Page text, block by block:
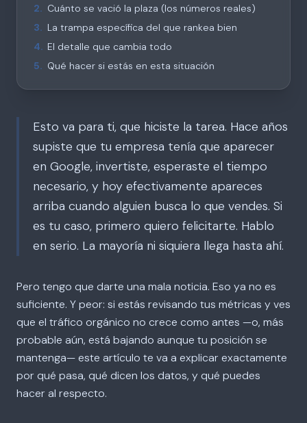
2. Cuánto se vació la plaza (los números reales)
3. La trampa específica del que rankea bien
4. El detalle que cambia todo
5. Qué hacer si estás en esta situación
Esto va para ti, que hiciste la tarea. Hace años
supiste que tu empresa tenía que aparecer
en Google, invertiste, esperaste el tiempo
necesario, y hoy efectivamente apareces
arriba cuando alguien busca lo que vendes. Si
es tu caso, primero quiero felicitarte. Hablo
en serio. La mayoría ni siquiera llega hasta ahí.
Pero tengo que darte una mala noticia. Eso ya no es
suficiente. Y peor: si estás revisando tus métricas y ves
que el tráfico orgánico no crece como antes —o, más
probable aún, está bajando aunque tu posición se
mantenga— este artículo te va a explicar exactamente
por qué pasa, qué dicen los datos, y qué puedes
hacer al respecto.